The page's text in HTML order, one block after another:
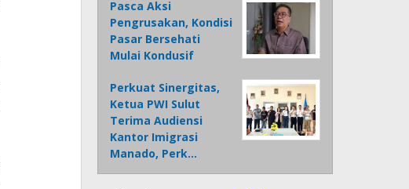
Pasca Aksi
Pengrusakan, Kondisi
Pasar Bersehati
Mulai Kondusif
Perkuat Sinergitas,
Ketua PWI Sulut
Terima Audiensi
Kantor Imigrasi
Manado, Perk…